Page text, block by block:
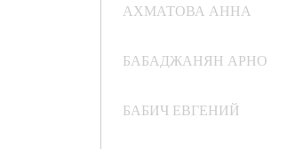
АХМАТОВА АННА
БАБАДЖАНЯН АРНО
БАБИЧ ЕВГЕНИЙ